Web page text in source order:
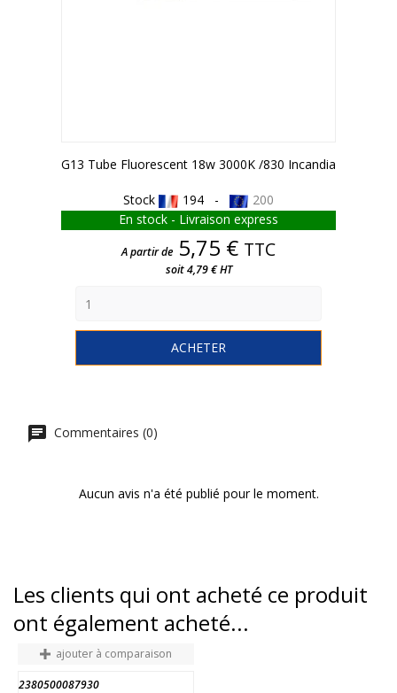
G13 Tube Fluorescent 18w 3000K /830 Incandia
Stock 194 -
200
En stock - Livraison express
Prix
A partir de 5,75 € TTC
soit 4,79 € HT
ACHETER
Commentaires (0)
Aucun avis n'a été publié pour le moment.
Les clients qui ont acheté ce produit
ont également acheté...
ajouter à comparaison
2380500087930